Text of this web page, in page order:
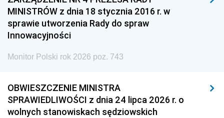
MINISTRÓW z dnia 18 stycznia 2016 r. w
sprawie utworzenia Rady do spraw
Innowacyjności
Monitor Polski rok 2026 poz. 743
OBWIESZCZENIE MINISTRA
SPRAWIEDLIWOŚCI z dnia 24 lipca 2026 r. o
wolnych stanowiskach sędziowskich